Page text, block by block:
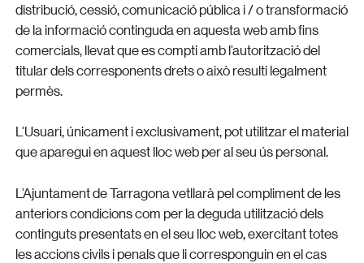
distribució, cessió, comunicació pública i / o transformació
de la informació continguda en aquesta web amb fins
comercials, llevat que es compti amb l’autorització del
titular dels corresponents drets o això resulti legalment
permès.
L’Usuari, únicament i exclusivament, pot utilitzar el material
que aparegui en aquest lloc web per al seu ús personal.
L’Ajuntament de Tarragona vetllarà pel compliment de les
anteriors condicions com per la deguda utilització dels
continguts presentats en el seu lloc web, exercitant totes
les accions civils i penals que li corresponguin en el cas